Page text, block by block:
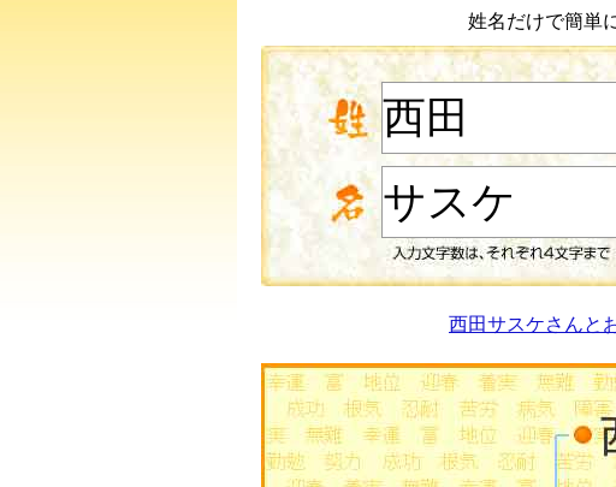
姓名だけで簡単
西田サスケさんと